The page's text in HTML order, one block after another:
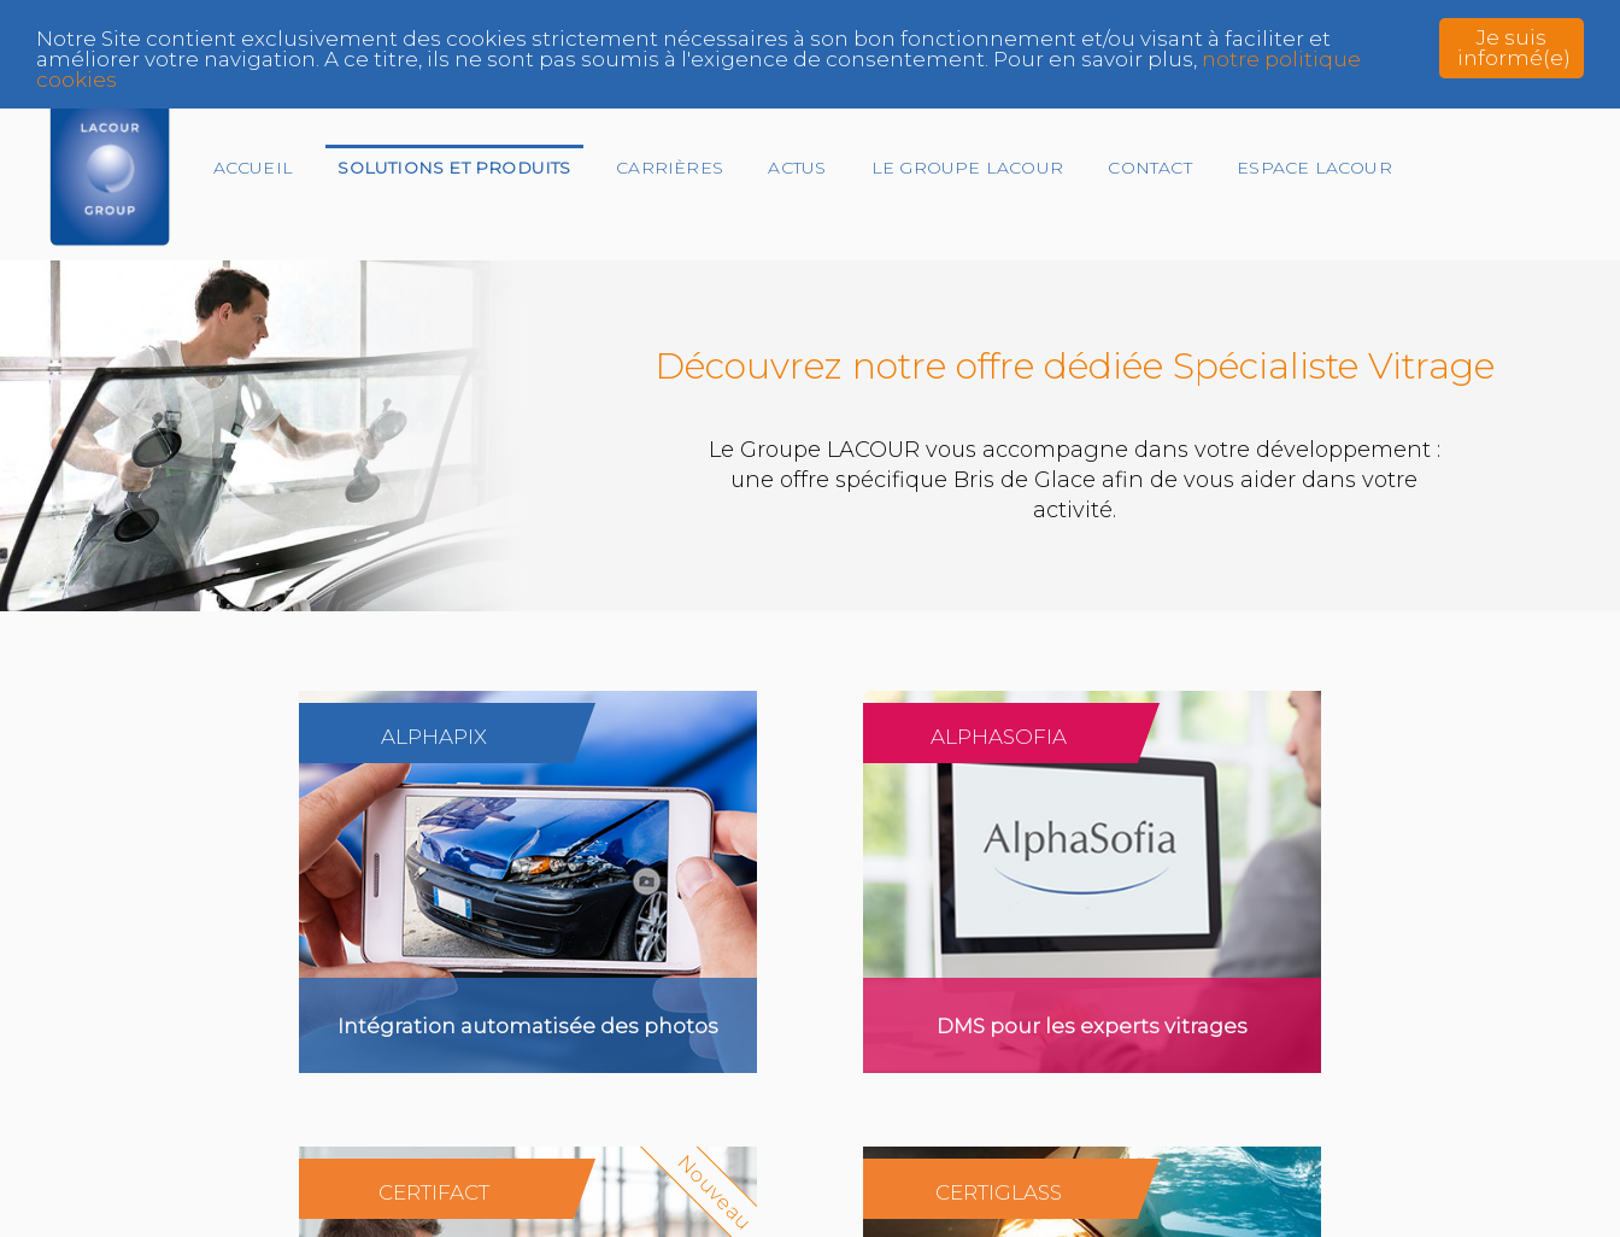
Je suis
informé(e)
Notre Site contient exclusivement des cookies strictement nécessaires à son bon fonctionnement et/ou visant à faciliter et
améliorer votre navigation. A ce titre, ils ne sont pas soumis à l'exigence de consentement. Pour en savoir plus, notre politique
cookies
ACCUEIL SOLUTIONS ET PRODUITS CARRIÈRES ACTUS LE GROUPE LACOUR CONTACT ESPACE LACOUR
Centre Agréé VHU Réparateur
Expert
Fabricant et
Distributeur Peinture
Découvrez notre offre dédiée Spécialiste Vitrage
Le Groupe LACOUR vous accompagne dans votre développement :
une offre spécifique Bris de Glace afin de vous aider dans votre
activité.
ALPHAPIX
Intégration automatisée des photos
ALPHASOFIA
DMS pour les experts vitrages
Nouveau
CERTIFACT CERTIGLASS